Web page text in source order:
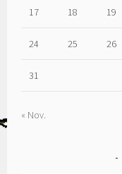
17 18 19
24 25 26
31
« Nov.